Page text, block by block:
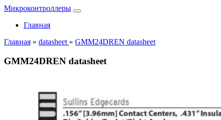
Микроконтроллеры
Главная
Главная » datasheet » GMM24DREN datasheet
GMM24DREN datasheet